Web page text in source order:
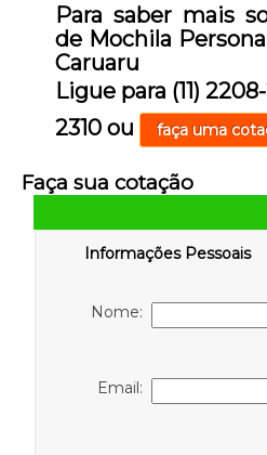
Para saber mais
de Mochila
Caruaru
Ligue para (11)
2310 ou faça uma
Faça sua cotação
Informações Pessoais
Nome:
Email: